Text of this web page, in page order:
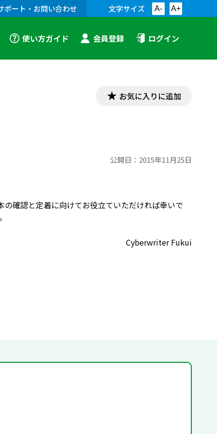
ポート・お問い合わせ 文字サイズ A- A+
使い方ガイド 会員登録 ログイン
お気に入りに追加
公開日： 2015年11月25日
確認と定着に向けてお役立ていただければ幸いで
Cyberwriter Fukui